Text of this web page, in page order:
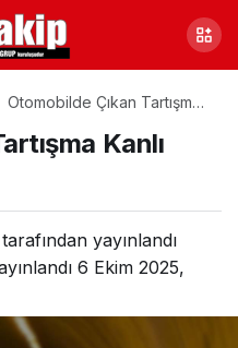
Otomobilde Çıkan Tartışma
Kanlı
tarafından yayınlandı
6 Ekim 2025,
Paylaş